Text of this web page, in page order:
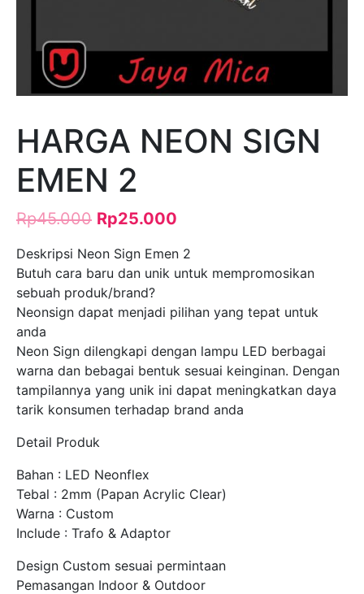
HARGA NEON SIGN
EMEN 2
Rp45.000 Rp25.000
Deskripsi Neon Sign Emen 2
Butuh cara baru dan unik untuk mempromosikan
sebuah produk/brand?
Neonsign dapat menjadi pilihan yang tepat untuk
anda
Neon Sign dilengkapi dengan lampu LED berbagai
warna dan bebagai bentuk sesuai keinginan. Dengan
tampilannya yang unik ini dapat meningkatkan daya
tarik konsumen terhadap brand anda
Detail Produk
Bahan : LED Neonflex
Tebal : 2mm (Papan Acrylic Clear)
Warna : Custom
Include : Trafo & Adaptor
Design Custom sesuai permintaan
Pemasangan Indoor & Outdoor